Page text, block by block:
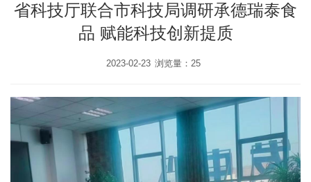
省科技厅联合市科技局调研承德瑞泰食
品 赋能科技创新提质
2023-02-23 浏览量：25